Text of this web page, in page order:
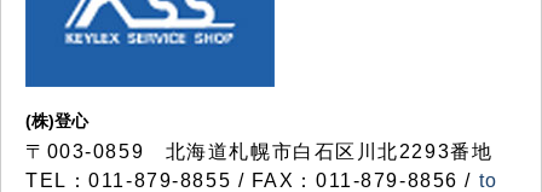
(株)登心
〒003-0859 北海道札幌市白石区川北2293番地
TEL：011-879-8855 / FAX：011-879-8856 / to